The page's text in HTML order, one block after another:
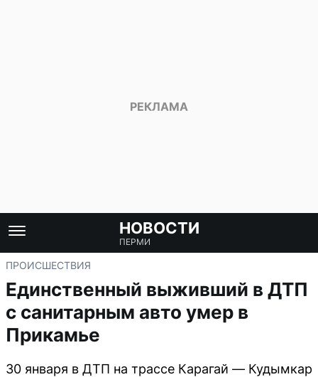
НОВОСТИ
ПЕРМИ
ПРОИСШЕСТВИЯ
Единственный выживший в ДТП
с санитарным авто умер в
Прикамье
30 января в ДТП на трассе Карагай — Кудымкар